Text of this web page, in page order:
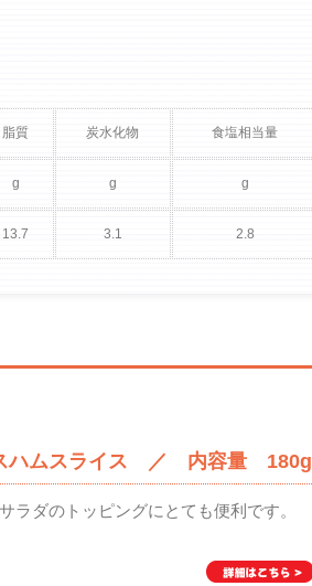
脂質 炭水化物 食塩相当量
g g g
13.7 3.1 2.8
ハムスライス ／ 内容量 180g
ラダのトッピングにとても便利です。